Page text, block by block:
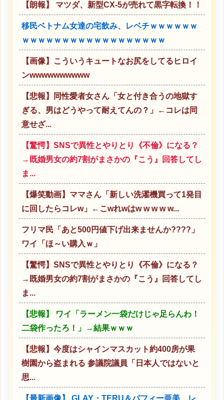
【朗報】 マツダ、新型CX-5が売れて黒字転換！！
移民ベトナム女達の宅飲み、レベチｗｗｗｗｗｗ
ｗｗｗｗｗｗｗｗｗｗｗｗｗｗｗｗｗｗ
【画像】こういうキュートなお尻をしてるヒロイ
ンwwwwwwwwww
【悲報】同性愛者女さん「女と付き合うの地獄す
ぎる、男はどうやって耐えてんの？」←コレは同
意せざ...
【驚愕】SNSで異性とやりとり《不倫》になる？
→既婚男女の約7割がまさかの『こう』回答してし
ま...
【爆笑動画】ママさん「新しい洗濯機買って1発目
に回したらコレw」←こwれwはw w w w w...
フリマ民「あと500円値下げ出来ませんか????」
ワイ「ほ～い購入ｗ」
【驚愕】SNSで異性とやりとり《不倫》になる？
→既婚男女の約7割がまさかの『こう』回答してし
ま...
【悲報】 ワイ「ラーメン一袋だけじゃ足らんわ！
二袋作ったろ！」→結果ｗｗｗ
【悲報】今度はシャインマスカット約400房が果
樹園から盗まれる 参議院議員「日本人ではないと
思...